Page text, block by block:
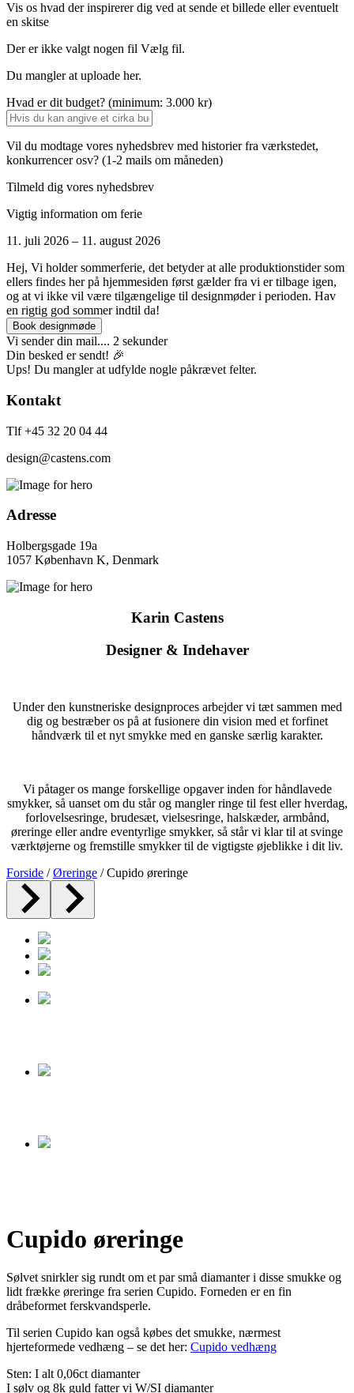
Vis os hvad der inspirerer dig ved at sende et billede eller eventuelt
en skitse
Der er ikke valgt nogen fil Vælg fil.
Du mangler at uploade her.
Hvad er dit budget? (minimum: 3.000 kr)
Vil du modtage vores nyhedsbrev med historier fra værkstedet,
konkurrencer osv? (1-2 mails om måneden)
Tilmeld dig vores nyhedsbrev
Vigtig information om ferie
11. juli 2026 – 11. august 2026
Hej, Vi holder sommerferie, det betyder at alle produktionstider som
ellers findes her på hjemmesiden først gælder fra vi er tilbage igen,
og at vi ikke vil være tilgængelige til designmøder i perioden. Hav
en rigtig god sommer indtil da!
Vi sender din mail.... 2 sekunder
Din besked er sendt! 🎉
Ups! Du mangler at udfylde nogle påkrævet felter.
Kontakt
Tlf +45 32 20 04 44
design@castens.com
Adresse
Holbergsgade 19a
1057 København K, Denmark
Karin Castens
Designer & Indehaver
Under den kunstneriske designproces arbejder vi tæt sammen med
dig og bestræber os på at fusionere din vision med et forfinet
håndværk til et nyt smykke med en ganske særlig karakter.
Vi påtager os mange forskellige opgaver inden for håndlavede
smykker, så uanset om du står og mangler ringe til fest eller hverdag,
forlovelsesringe, brudesæt, vielsesringe, halskæder, armbånd,
øreringe eller andre eventyrlige smykker, så står vi klar til at svinge
værktøjerne og fremstille smykker til de vigtigste øjeblikke i dit liv.
Forside /Øreringe / Cupido øreringe
Cupido øreringe
Sølvet snirkler sig rundt om et par små diamanter i disse smukke og
lidt frække øreringe fra serien Cupido. Forneden er en fin
dråbeformet ferskvandsperle.
Til serien Cupido kan også købes det smukke, nærmest
hjerteformede vedhæng – se det her: Cupido vedhæng
Sten: I alt 0,06ct diamanter
I sølv og 8k guld fatter vi W/SI diamanter